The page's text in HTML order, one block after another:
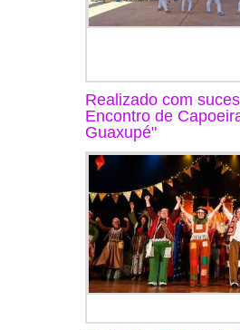
Realizado com
Encontro de
Guaxupé"